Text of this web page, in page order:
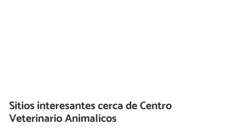
Sitios interesantes cerca deCentro
Veterinario Animalicos